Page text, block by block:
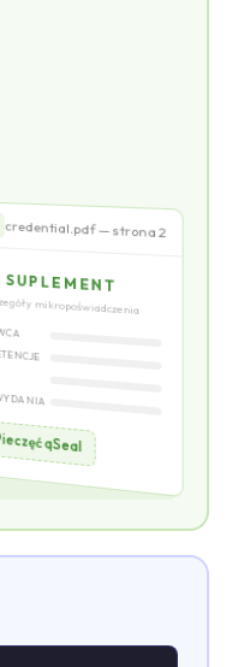
credential.pdf — strona 2
SUPLEMENT
mikropoświadczenia
qSeal
oraz